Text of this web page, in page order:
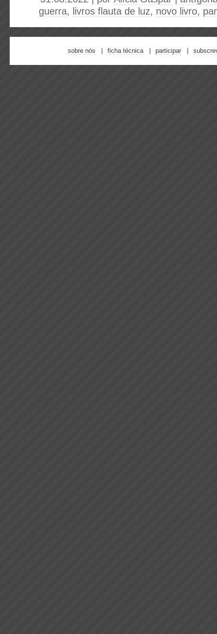
guerra, livros flauta de luz, novo livro,
sobre nós ficha técnica participar